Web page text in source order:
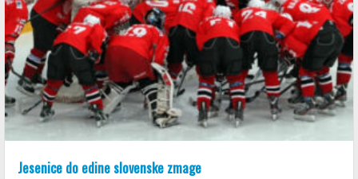
Jesenice do edine slovenske zmage